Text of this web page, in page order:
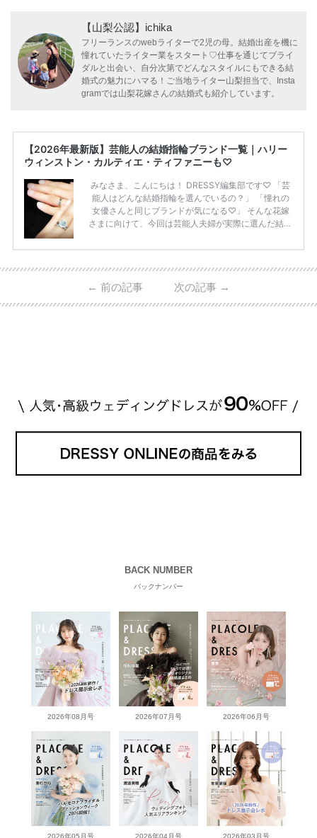
【山梨公認】ichika
フリーランスのwebライターで2児の母。結婚出産を機に
憧れていたライター業をスタート♡仕事を通じてブライ
ダルと出会い、自分次第でどんなスタイルにもできる結
婚式の魅力にハマる！ご当地ライター山梨担当で、Insta
gramでは山梨花嫁さんの結婚式も紹介しています。
【2026年最新版】芸能人の結婚指輪ブランド一覧｜ハリー
ウィンストン・カルティエ・ティファニーも♡
みなさま、こんにちは！ DRESSY編集部です♡ 「芸
能人はどんな結婚指輪を選んでいるの？」 「憧れの
女優さんと同じブランドが気になる♡」 そんな花嫁
さまに向けて、今回は芸能人夫婦が実際に選んだ結婚
ーウィンストンやカルティエ、ティファニーなど世界
日本で人気のブランドまで幅広くご紹介。 さらに、
・愛用している芸能人夫婦 ・リングの特徴や魅力 ・
← 前の記事 次の記事 →
BACK NUMBER
バックナンバー
2026年08月号 2026年07月号 2026年06月号
2026年05月号 2026年04月号 2026年03月号